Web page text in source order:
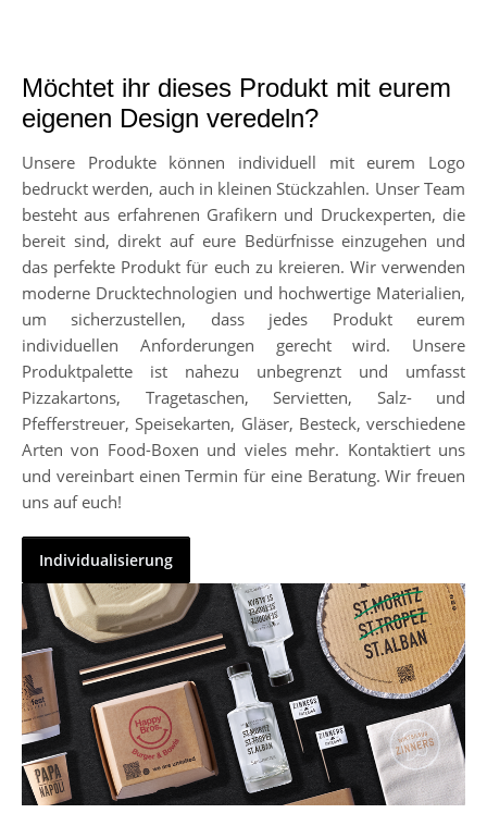
Möchtet ihr dieses Produkt mit eurem
eigenen Design veredeln?
Unsere Produkte können individuell mit eurem Logo
bedruckt werden, auch in kleinen Stückzahlen. Unser Team
besteht aus erfahrenen Grafikern und Druckexperten, die
bereit sind, direkt auf eure Bedürfnisse einzugehen und
das perfekte Produkt für euch zu kreieren. Wir verwenden
moderne Drucktechnologien und hochwertige Materialien,
um sicherzustellen, dass jedes Produkt eurem
individuellen Anforderungen gerecht wird. Unsere
Produktpalette ist nahezu unbegrenzt und umfasst
Pizzakartons, Tragetaschen, Servietten, Salz- und
Pfefferstreuer, Speisekarten, Gläser, Besteck, verschiedene
Arten von Food-Boxen und vieles mehr. Kontaktiert uns
und vereinbart einen Termin für eine Beratung. Wir freuen
uns auf euch!
Individualisierung